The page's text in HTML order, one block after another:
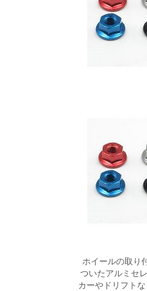
ホイールの取り
ついたアルミセ
カーやドリフトな